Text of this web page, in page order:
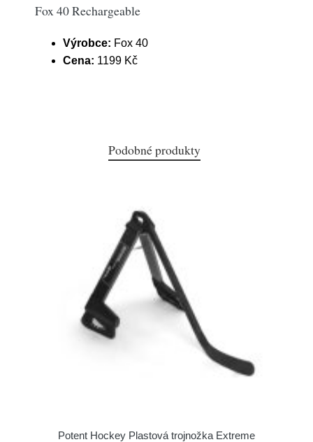
Fox 40 Rechargeable
Výrobce: Fox 40
Cena: 1199 Kč
Podobné produkty
Potent Hockey Plastová trojnožka Extreme